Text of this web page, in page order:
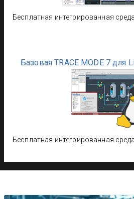
Бесплатная интегрированная
Базовая TRACE MODE 7 для
Бесплатная интегрированная